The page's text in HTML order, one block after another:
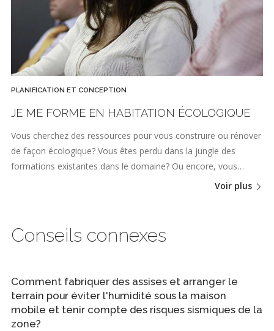
PLANIFICATION ET CONCEPTION
JE ME FORME EN HABITATION ÉCOLOGIQUE
Vous cherchez des ressources pour vous construire ou rénover
de façon écologique? Vous êtes perdu dans la jungle des
formations existantes dans le domaine? Ou encore, vous…
Voir plus
Conseils connexes
Comment fabriquer des assises et arranger le
terrain pour éviter l'humidité sous la maison
mobile et tenir compte des risques sismiques de la
zone?